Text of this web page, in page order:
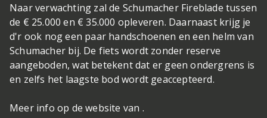
Naar verwachting zal de Schumacher Fireblade tussen
de € 25.000 en € 35.000 opleveren. Daarnaast krijg je
d'r ook nog een paar handschoenen en een helm van
Schumacher bij. De fiets wordt zonder reserve
aangeboden, wat betekent dat er geen ondergrens is
en zelfs het laagste bod wordt geaccepteerd.
Meer info op de website van .